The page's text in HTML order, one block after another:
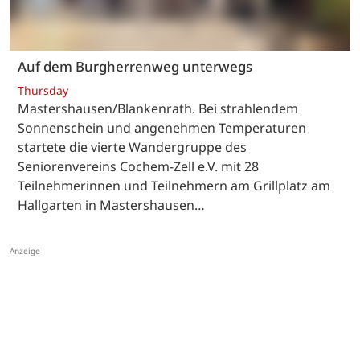
Auf dem Burgherrenweg unterwegs
Thursday
Mastershausen/Blankenrath. Bei strahlendem
Sonnenschein und angenehmen Temperaturen
startete die vierte Wandergruppe des
Seniorenvereins Cochem-Zell e.V. mit 28
Teilnehmerinnen und Teilnehmern am Grillplatz am
Hallgarten in Mastershausen…